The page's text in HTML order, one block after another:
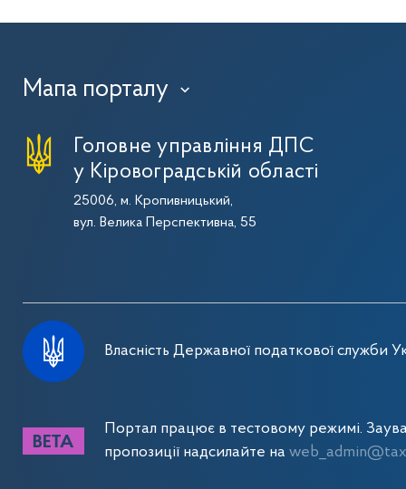
Мапа порталу ›
Головне управління ДПС
у Кіровоградській області
25006, м. Кропивницький,
вул. Велика Перспективна, 55
Власність Державної податкової служби
Портал працює в тестовому режимі.
пропозиції надсилайте на